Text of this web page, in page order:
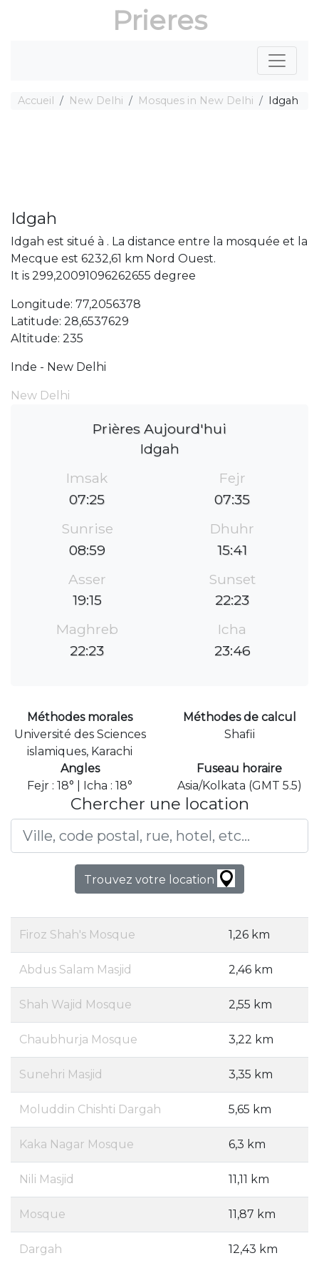
Prieres
Accueil New Delhi Mosques in New Delhi Idgah
Idgah
Idgah est situé à . La distance entre la mosquée et la
Mecque est 6232,61 km Nord Ouest.
It is 299,20091096262655 degree
Longitude: 77,2056378
Latitude: 28,6537629
Altitude: 235
Inde - New Delhi
New Delhi
Prières Aujourd'hui
Idgah
Imsak
07:25
Fejr
07:35
Sunrise
08:59
Dhuhr
15:41
Asser
19:15
Sunset
22:23
Maghreb
22:23
Icha
23:46
Méthodes morales
Université des Sciences
islamiques, Karachi
Méthodes de calcul
Shafii
Angles
Fejr : 18° | Icha : 18°
Fuseau horaire
Asia/Kolkata (GMT 5.5)
Chercher une location
Trouvez votre location
Firoz Shah's Mosque 1,26 km
Abdus Salam Masjid 2,46 km
Shah Wajid Mosque 2,55 km
Chaubhurja Mosque 3,22 km
Sunehri Masjid 3,35 km
Moluddin Chishti Dargah 5,65 km
Kaka Nagar Mosque 6,3 km
Nili Masjid 11,11 km
Mosque 11,87 km
Dargah 12,43 km